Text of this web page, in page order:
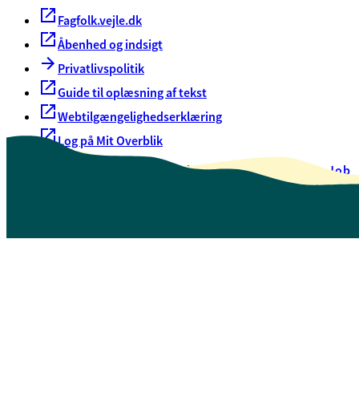
Fagfolk.vejle.dk
Åbenhed og indsigt
Privatlivspolitik
Guide til oplæsning af tekst
Webtilgængelighedserklæring
Log på Mit Overblik
Oversigt over selvbetjeningJob